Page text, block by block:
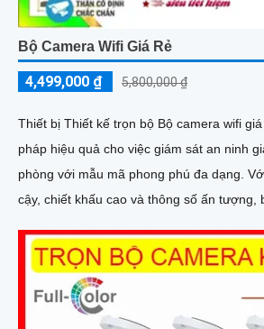
Bộ Camera Wifi Giá Rẻ
4,499,000 ₫ 5,800,000 ₫
Thiết bị Thiết kế trọn bộ Bộ camera wifi
pháp hiệu quả cho việc giám sát an ninh
phòng với mẫu mã phong phú đa dạng. Với chất lượng đáng tin
cậy, chiết khấu cao và thông số ấn tượng,